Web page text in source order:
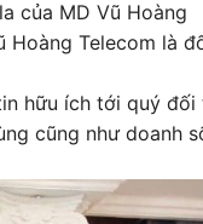
của MD Vũ Hoàng
Hoàng Telecom là
hữu ích tới quý đối
cũng như doanh